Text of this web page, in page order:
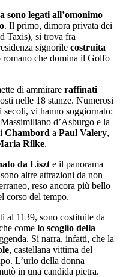
sono legati all’omonimo
. Il primo, dimora privata dei
Taxis), si trova fra
signorile costruita
che domina il Golfo
di ammirare raffinati
nelle 18 stanze. Numerosi
secoli, vi hanno soggiornato:
d’Asburgo e la
Chambord a Paul Valery,
Rilke.
da Liszt e il panorama
altre attrazioni da non
reso ancora più bello
corso del tempo.
al 1139, sono costituite da
come lo scoglio della
Si narra, infatti, che la
, castellana vittima del
L’urlo della donna
in una candida pietra.